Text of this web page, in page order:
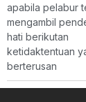
apabila pelabur
mengambil
hati berikutan
ketidaktentuan
berterusan